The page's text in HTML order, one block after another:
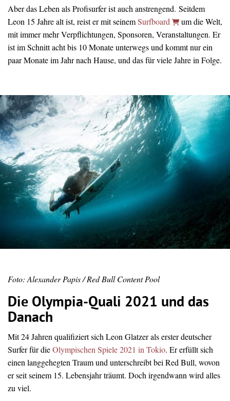
Aber das Leben als Profisurfer ist auch anstrengend. Seitdem
Leon 15 Jahre alt ist, reist er mit seinemSurfboard
um die Welt,
mit immer mehr Verpflichtungen, Sponsoren, Veranstaltungen. Er
ist im Schnitt acht bis 10 Monate unterwegs und kommt nur ein
paar Monate im Jahr nach Hause, und das für viele Jahre in Folge.
Foto: Alexander Papis / Red Bull Content Pool
Die Olympia-Quali 2021 und das
Danach
Mit 24 Jahren qualifiziert sich Leon Glatzer als erster deutscher
Surfer für dieOlympischen Spiele 2021 in Tokio. Er erfüllt sich
einen langgehegten Traum und unterschreibt bei Red Bull, wovon
er seit seinem 15. Lebensjahr träumt. Doch irgendwann wird alles
zu viel.